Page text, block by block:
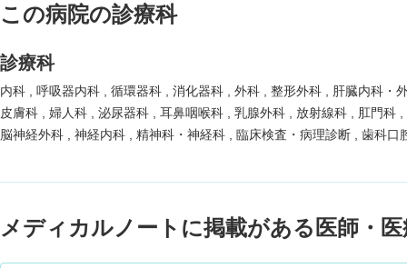
この病院の診療科
診療科
内科 呼吸器内科 循環器科 消化器科 外科 整形外科
肝臓内科・
皮膚科
婦人科 泌尿器科 耳鼻咽喉科 乳腺外科 放射線科
肛門科
脳神経外科
神経内科 精神科・神経科 臨床検査・病理診断 歯科口
メディカルノートに掲載がある医師・